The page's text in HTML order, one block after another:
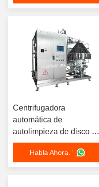
Centrifugadora
automática de
autolimpieza de disco de
pila de separador con
control PLC 380V 7.5kW
Sistema de descarga de
Habla Ahora. '